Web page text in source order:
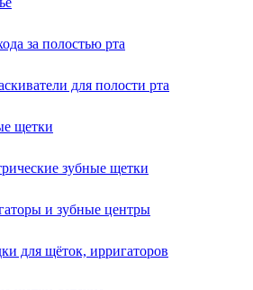
за полостью рта
для полости рта
щетки
зубные щетки
и зубные центры
для щёток, ирригаторов